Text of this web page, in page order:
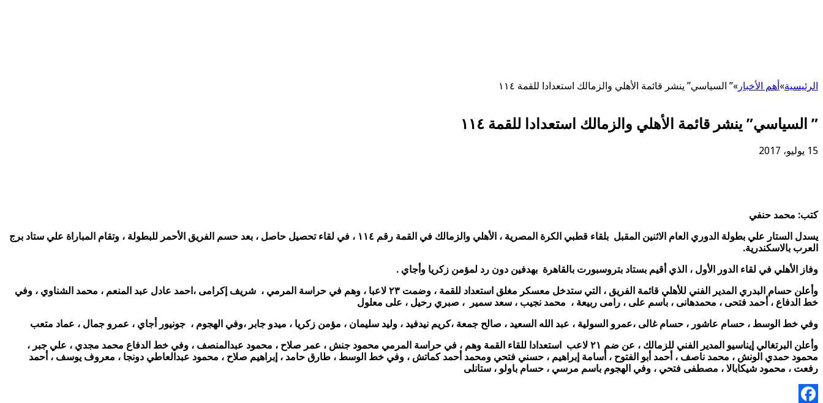
الرئيسية»أهم اﻷخبار »” السياسي” ينشر قائمة الأهلي والزمالك استعدادا للقمة ١١٤
” السياسي” ينشر قائمة الأهلي والزمالك استعدادا للقمة ١١٤
15 يوليو، 2017
كتب: محمد حنفي
يسدل الستار علي بطولة الدوري العام الاثنين المقبل بلقاء قطبي الكرة المصرية ، الأهلي والزمالك في القمة رقم ١١٤ ، في لقاء تحصيل حاصل ، بعد حسم الفريق الأحمر للبطولة ، وتقام المباراة علي ستاد برج
العرب بالاسكندرية.
وفاز الأهلي في لقاء الدور الأول ، الذي أقيم بستاد بتروسبورت بالقاهرة بهدفين دون رد لمؤمن زكريا وأجاي .
وأعلن حسام البدري المدير الفني للأهلي قائمة الفريق ، التي ستدخل معسكر مغلق استعداد للقمة ، وضمت ٢٣ لاعبا ، وهم في حراسة المرمي ،
شريف إكرامى ،احمد عادل عبد المنعم ، محمد الشناوي ، وفي
خط الدفاع ، أحمد فتحى ، محمدهانى ، باسم على ، رامى ربيعة ، محمد نجيب ، سعد سمير ، صبري رحيل ، على معلول
وفي خط الوسط ، حسام عاشور ، حسام غالى ،عمرو السولية ، عبد الله السعيد ، صالح جمعة ،كريم نيدفيد ، وليد سليمان ، مؤمن زكريا ، ميدو جابر ،وفي الهجوم ، جونيور أجاي ، عمرو جمال ، عماد متعب
وأعلن البرتغالي إيناسيو المدير الفني للزمالك ، عن ضم ٢١ لاعب استعدادا للقاء القمة وهم ، في حراسة المرمي محمود
جنش ، عمر صلاح ، محمود عبدالمنصف ، وفي خط الدفاع محمد مجدي ، علي جبر ،
محمود حمدي الونش ، محمد ناصف ، أحمد أبو الفتوح ، أسامة إبراهيم ، حسني فتحي ومحمد أحمد كماتش ، وفي خط الوسط ، طارق حامد ، إبراهيم صلاح ، محمود عبدالعاطي دونجا ، معروف يوسف ، أحمد
رفعت ، محمود شيكابالا ، مصطفى فتحي ، وفي الهجوم باسم مرسي ، حسام باولو ، ستانلى